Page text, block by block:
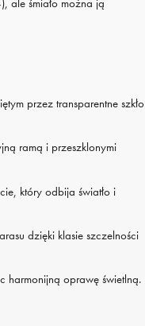
ale śmiało można ją
przez transparentne szkło
ramą i przeszklonymi
który odbija światło i
dzięki klasie szczelności
harmonijną oprawę świetlną.